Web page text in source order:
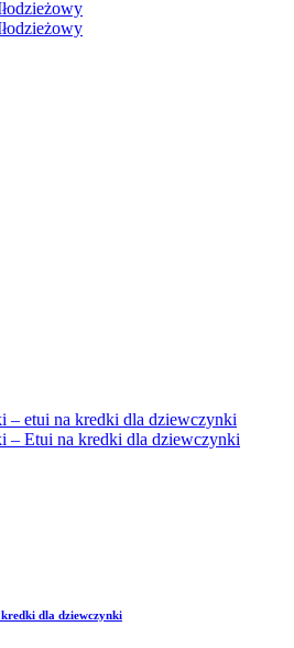
dla dziewczynki